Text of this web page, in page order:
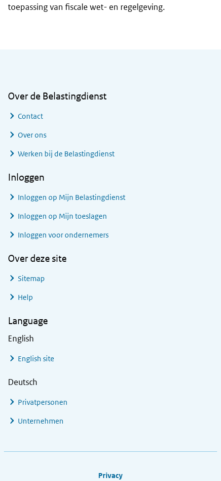
toepassing van fiscale wet- en regelgeving.
Over de Belastingdienst
Contact
Over ons
Werken bij de Belastingdienst
Inloggen
Inloggen op Mijn Belastingdienst
Inloggen op Mijn toeslagen
Inloggen voor ondernemers
Over deze site
Sitemap
Help
Language
English
English site
Deutsch
Privatpersonen
Unternehmen
Privacy